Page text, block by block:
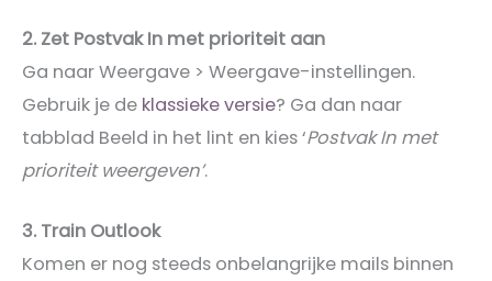
2. Zet Postvak In met prioriteit aan
Ga naar Weergave > Weergave-instellingen.
Gebruik je de klassieke versie? Ga dan naar
tabblad Beeld in het lint en kies ‘Postvak In met
prioriteit weergeven’.
3. Train Outlook
Komen er nog steeds onbelangrijke mails binnen